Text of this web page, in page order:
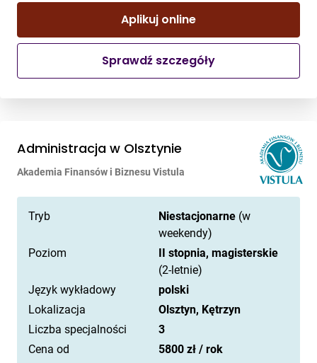
Aplikuj online
Sprawdź szczegóły
Administracja w Olsztynie
Akademia Finansów i Biznesu Vistula
Tryb Niestacjonarne (w
weekendy)
Poziom
II stopnia, magisterskie
(2-letnie)
Język wykładowy
polski
Lokalizacja
Olsztyn, Kętrzyn
Liczba specjalności
3
Cena od
5800 zł / rok